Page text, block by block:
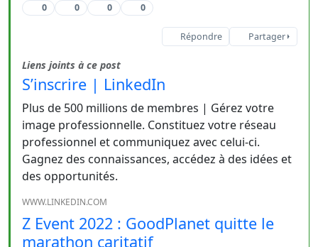
0 0 0 0
Répondre Partager
Liens joints à ce post
S’inscrire | LinkedIn
Plus de 500 millions de membres | Gérez votre
image professionnelle. Constituez votre réseau
professionnel et communiquez avec celui-ci.
Gagnez des connaissances, accédez à des idées et
des opportunités.
WWW.LINKEDIN.COM
Z Event 2022 : GoodPlanet quitte le
marathon caritatif